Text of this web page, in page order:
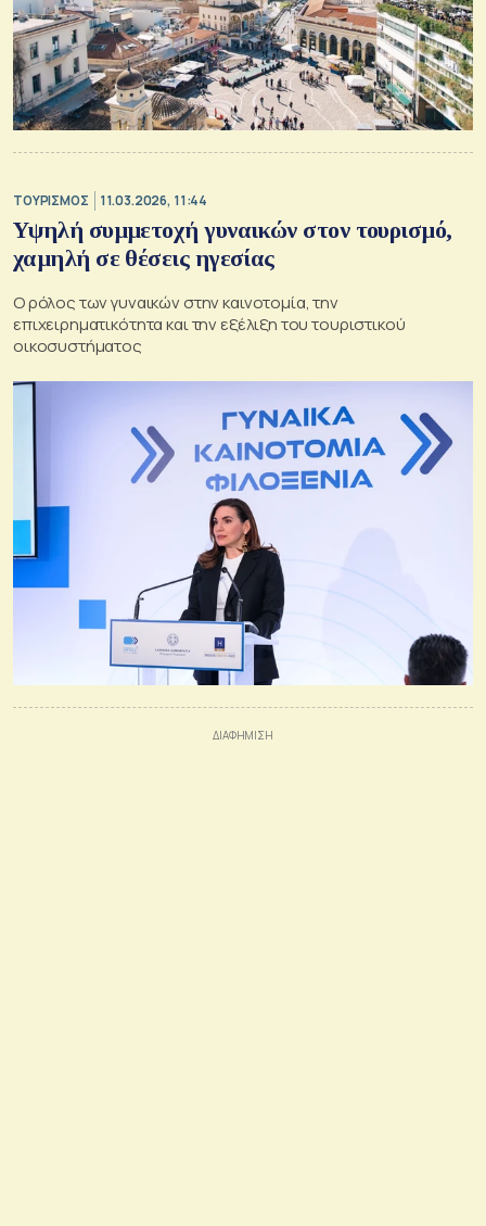
ΤΟΥΡΙΣΜΟΣ 11.03.2026, 11:44
Υψηλή συμμετοχή γυναικών στον τουρισμό,
χαμηλή σε θέσεις ηγεσίας
Ο ρόλος των γυναικών στην καινοτομία, την
επιχειρηματικότητα και την εξέλιξη του τουριστικού
οικοσυστήματος